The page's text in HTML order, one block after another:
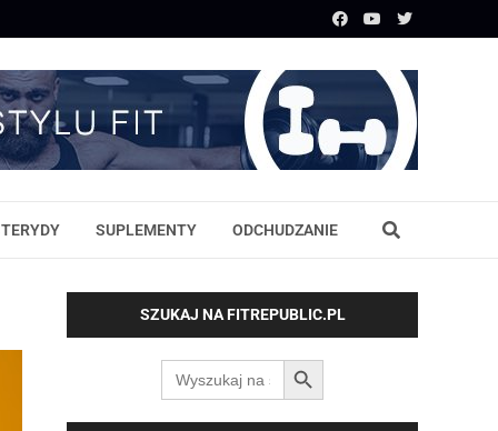
SUPLEMENTY ODCHUDZANIE
SZUKAJ NA FITREPUBLIC.PL
Search
for:
SEARCH BUTTON